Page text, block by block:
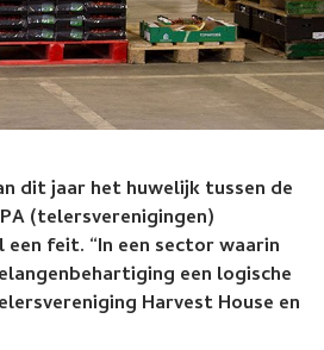
dit jaar het huwelijk tussen de
(telersverenigingen)
feit. “In een sector waarin
een logische
Harvest House en